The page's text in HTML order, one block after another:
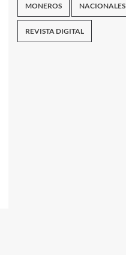
MONEROS NACIONALES
REVISTA DIGITAL